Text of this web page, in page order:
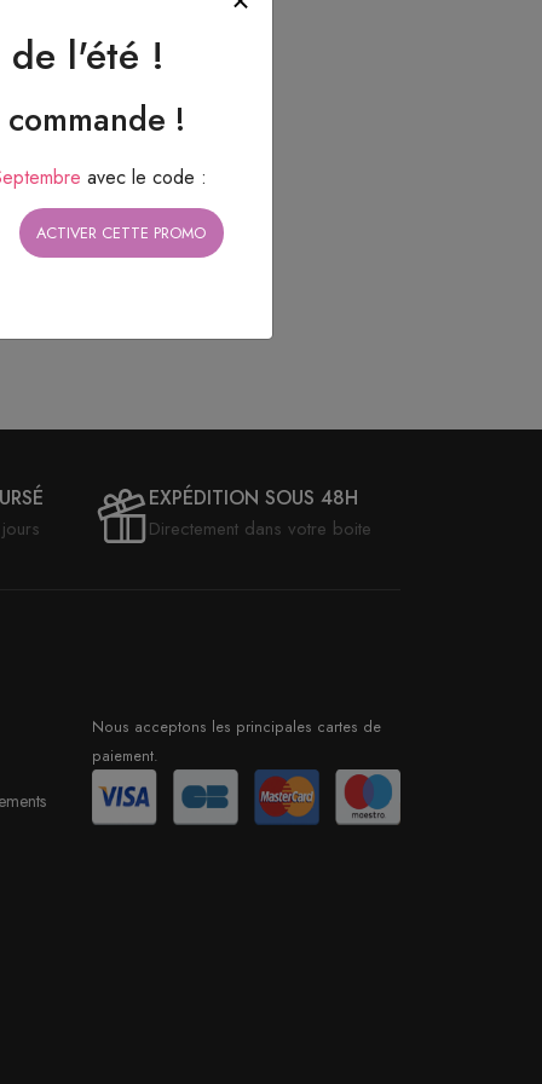
EXPÉDITION SOUS 48H
Directement dans votre boite
Nous acceptons les principales cartes de
paiement.
de l'été !
!
avec le code :
ACTIVER CETTE PROMO